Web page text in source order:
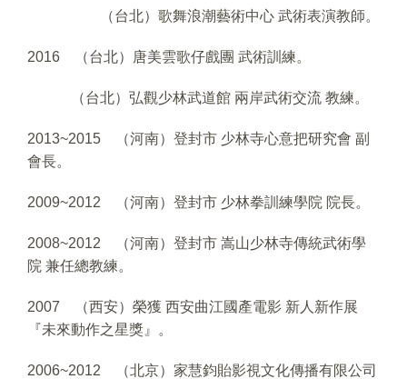
（台北）歌舞浪潮藝術中心 武術表演教師。
2016 （台北）唐美雲歌仔戲團 武術訓練。
（台北）弘觀少林武道館 兩岸武術交流 教練。
2013~2015 （河南）登封市 少林寺心意把研究會 副
會長。
2009~2012 （河南）登封市 少林拳訓練學院 院長。
2008~2012 （河南）登封市 嵩山少林寺傳統武術學
院 兼任總教練。
2007 （西安）榮獲 西安曲江國產電影 新人新作展
『未來動作之星獎』。
2006~2012 （北京）家慧鈞貽影視文化傳播有限公司